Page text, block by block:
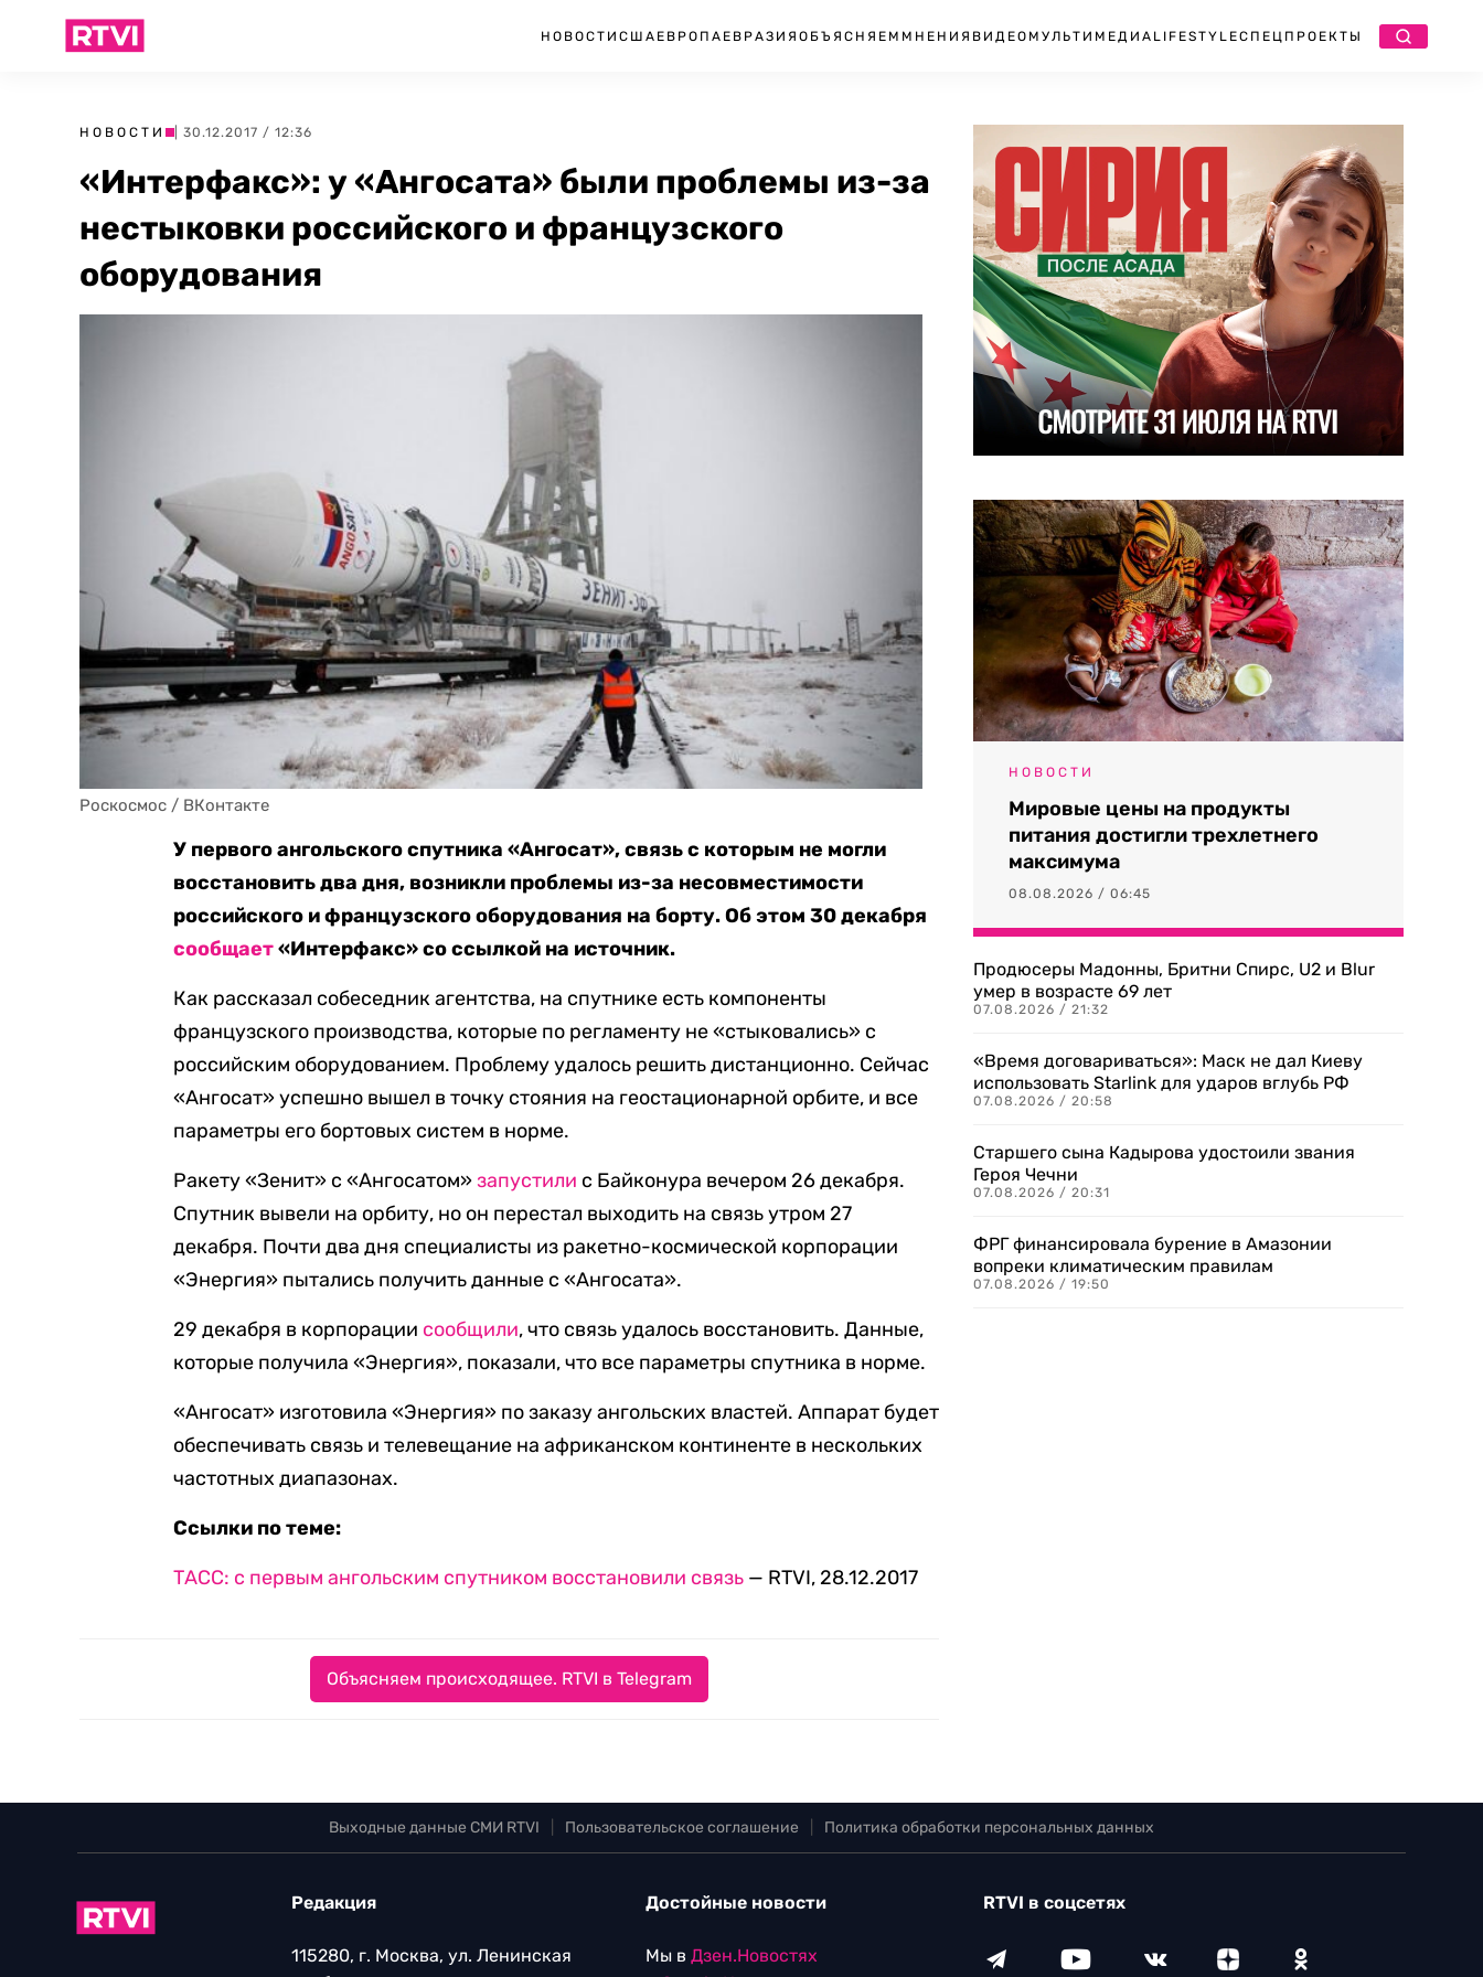
НОВОСТИ США ЕВРОПА ЕВРАЗИЯ ОБЪЯСНЯЕМ МНЕНИЯ ВИДЕО МУЛЬТИМЕДИА LIFESTYLEСПЕЦПРОЕКТЫ
НОВОСТИ | 30.12.2017 / 12:36
«Интерфакс»: у «Ангосата» были проблемы из-за
нестыковки российского и французского
оборудования
Роскосмос / ВКонтакте
У первого ангольского спутника «Ангосат», связь с которым не могли
восстановить два дня, возникли проблемы из-за несовместимости
российского и французского оборудования на борту. Об этом 30 декабря
сообщает«Интерфакс» со ссылкой на источник.
Как рассказал собеседник агентства, на спутнике есть компоненты
французского производства, которые по регламенту не «стыковались» с
российским оборудованием. Проблему удалось решить дистанционно. Сейчас
«Ангосат» успешно вышел в точку стояния на геостационарной орбите, и все
параметры его бортовых систем в норме.
Ракету «Зенит» с «Ангосатом»запустили с Байконура вечером 26 декабря.
Спутник вывели на орбиту, но он перестал выходить на связь утром 27
декабря. Почти два дня специалисты из ракетно-космической корпорации
«Энергия» пытались получить данные с «Ангосата».
29 декабря в корпорации сообщили, что связь удалось восстановить. Данные,
которые получила «Энергия», показали, что все параметры спутника в норме.
«Ангосат» изготовила «Энергия» по заказу ангольских властей. Аппарат будет
обеспечивать связь и телевещание на африканском континенте в нескольких
частотных диапазонах.
Ссылки по теме:
ТАСС: с первым ангольским спутником восстановили связь — RTVI, 28.12.2017
Объясняем происходящее. RTVI в Telegram
НОВОСТИ
Мировые цены на продукты
питания достигли трехлетнего
максимума
08.08.2026 / 06:45
Продюсеры Мадонны, Бритни Спирс, U2 и Blur
умер в возрасте 69 лет
07.08.2026 / 21:32
«Время договариваться»: Маск не дал Киеву
использовать Starlink для ударов вглубь РФ
07.08.2026 / 20:58
Старшего сына Кадырова удостоили звания
Героя Чечни
07.08.2026 / 20:31
ФРГ финансировала бурение в Амазонии
вопреки климатическим правилам
07.08.2026 / 19:50
Выходные данные СМИ RTVI Пользовательское соглашение Политика обработки персональных данных
Редакция
115280, г. Москва, ул. Ленинская
Достойные новости
Мы в Дзен.Новостях
RTVI в соцсетях